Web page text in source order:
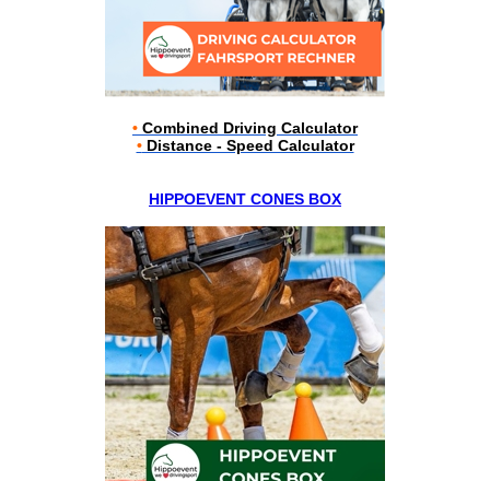
• Combined Driving Calculator
•Distance - Speed Calculator
HIPPOEVENT CONES BOX